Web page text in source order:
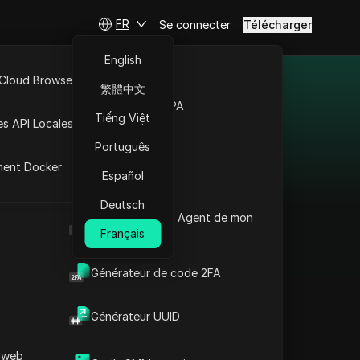
Marché de la RPA
Quel est le User Agent de mon
navigateur
Générateur de code 2FA
Générateur UUID
Browser MCP
API Locales
Docker
FR
English
繁體中文
Tiếng Việt
Português
Español
Deutsch
Français
Se connecter Télécharger
page Proxy Japon.
IP japonaises, et
au contenu japonais
adresses IP
pour un accès
Zyte
Zyte
maison de la